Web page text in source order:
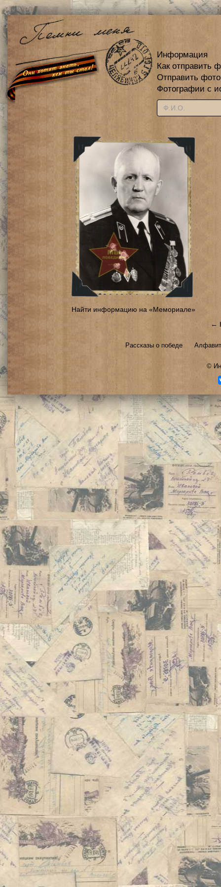
Информация
Как отправить
Отправить
Фотографии с
Найти информацию на «Мемориале»
←
Рассказы о победе
©